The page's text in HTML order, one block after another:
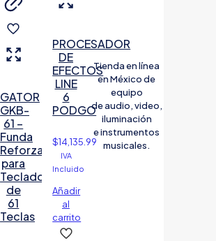
GATOR
GKB-
61 –
Funda
Reforzada
para
Teclado
de
61
Teclas
PROCESADOR
DE
EFECTOS
LINE
6
PODGO
$14,135.99
IVA
Incluido
Añadir
al
carrito
Tienda en línea
en México de
equipo
de audio, video,
iluminación
e instrumentos
musicales.